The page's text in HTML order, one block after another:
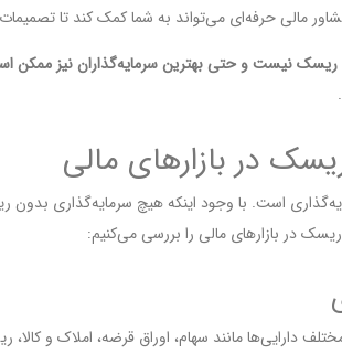
مالی حرفه‌ای می‌تواند به شما کمک کند تا
ریسک نیست و حتی بهترین سرمایه‌گذاران نیز ممکن
در بازارهای مالی
است. با وجود اینکه هیچ سرمایه‌گذاری
در بازارهای مالی را بررسی می‌کنیم:
مختلف دارایی‌ها مانند سهام، اوراق قرضه، املاک و